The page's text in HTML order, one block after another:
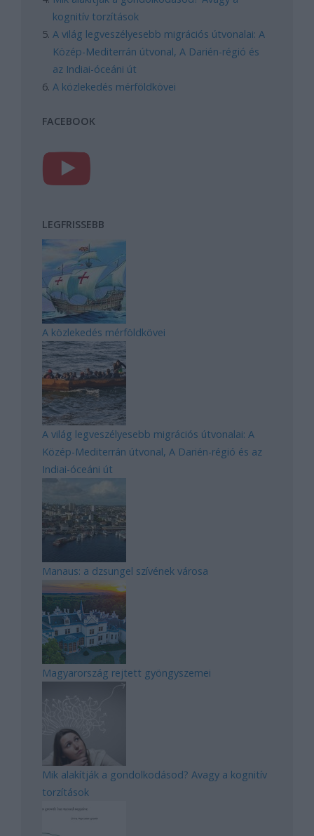
kognitív torzítások
A világ legveszélyesebb migrációs útvonalai: A
Közép-Mediterrán útvonal, A Darién-régió és
az Indiai-óceáni út
A közlekedés mérföldkövei
FACEBOOK
LEGFRISSEBB
A közlekedés mérföldkövei
A világ legveszélyesebb migrációs útvonalai: A
Közép-Mediterrán útvonal, A Darién-régió és az
Indiai-óceáni út
Manaus: a dzsungel szívének városa
Magyarország rejtett gyöngyszemei
Mik alakítják a gondolkodásod? Avagy a kognitív
torzítások